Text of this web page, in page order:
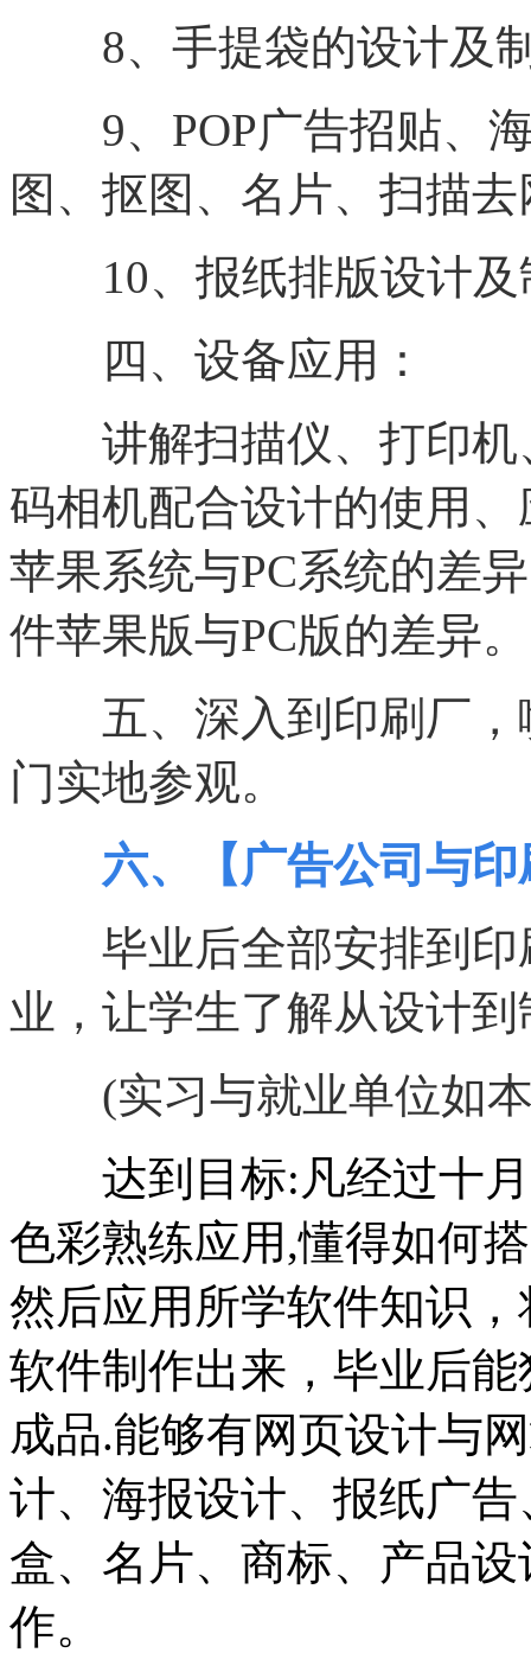
8、手提袋的设计及制
9、POP广告招贴、海
图、抠图、名片、扫描
10、报纸排版设计及
四、设备应用：
讲解扫描仪、打印机
码相机配合设计的使用
苹果系统与PC系统的差
件苹果版与PC版的差异。
五、深入到印刷厂，
门实地参观。
六、【广告公司与印
毕业后全部安排到印
业，让学生了解从设计
(实习与就业单位如本
达到目标:凡经过十月
色彩熟练应用,懂得如何
然后应用所学软件知识
软件制作出来，毕业后
成品.能够有网页设计与
计、海报设计、报纸广
盒、名片、商标、产品
作。